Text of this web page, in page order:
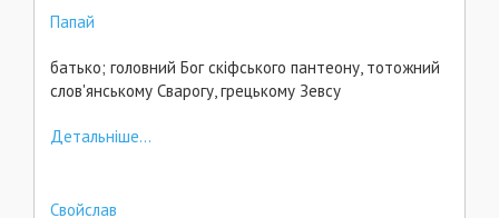
Папай
батько; головний Бог скіфського пантеону, тотожний
слов'янському Сварогу, грецькому Зевсу
Детальніше...
Свойслав